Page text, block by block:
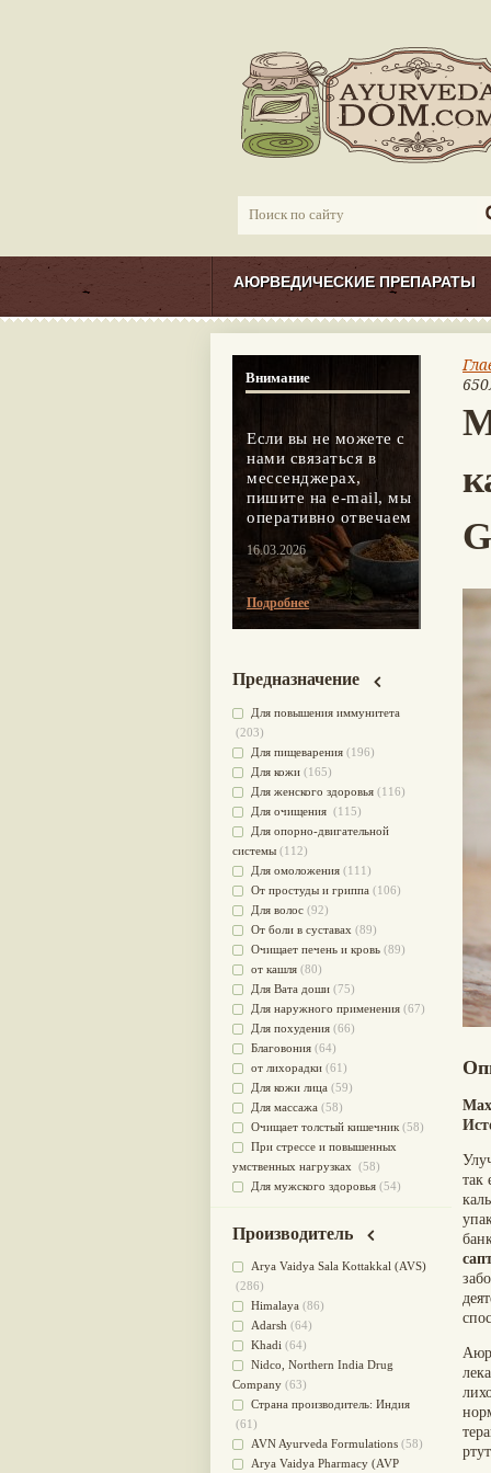
АЮРВЕДИЧЕСКИЕ ПРЕПАРАТЫ
так
Внимание
Если вы не можете с
нами связаться в
мессенджерах,
пишите на e-mail, мы
оперативно отвечаем
16.03.2026
Подробнее
Предназначение
Для повышения иммунитета
(203)
Для пищеварения (196)
Для кожи (165)
Для женского здоровья (116)
Для очищения (115)
Для опорно-двигательной
системы (112)
Для омоложения (111)
От простуды и гриппа (106)
Для волос (92)
От боли в суставах (89)
Очищает печень и кровь (89)
от кашля (80)
Для Вата доши (75)
Для наружного применения (67)
Для похудения (66)
Благовония (64)
от лихорадки (61)
Для кожи лица (59)
Для массажа (58)
Очищает толстый кишечник (58)
При стрессе и повышенных
умственных нагрузках (58)
Для мужского здоровья (54)
применения
(51)
Для приготовления пищи(49)
от инфекций мочеполовой
системы(49)
Для стабилизации деятельности
ЦНС(47)
для суставов(47)
Лечит опухоли и отеки
Для медитации(44)
выводит токсины
Для здоровья печени(41)
Для тела(39)
Производитель
Arya Vaidya Sala Kottakkal (AVS)
(286)
Himalaya (86)
Adarsh (64)
Khadi (64)
Nidсo, Northern India Drug
Company (63)
Страна производитель: Индия
(61)
AVN Ayurveda Formulations (58)
Arya Vaidya Pharmacy (AVP